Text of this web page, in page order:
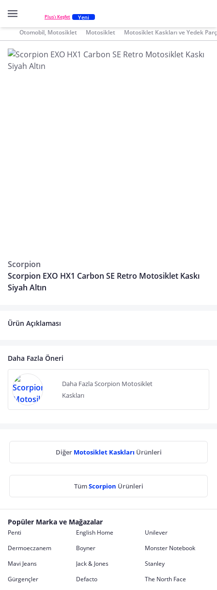
Plus'ı Keşfet Yeni
Otomobil, Motosiklet Motosiklet Motosiklet Kaskları ve Yedek
Scorpion
Scorpion EXO HX1 Carbon SE Retro Motosiklet Kaskı
Siyah Altın
Ürün Açıklaması
Daha Fazla Öneri
Daha Fazla Scorpion Motosiklet
Kaskları
Diğer Motosiklet Kaskları Ürünleri
TümScorpion Ürünleri
Popüler Marka ve Mağazalar
Penti English Home
Unilever
Dermoeczanem
Boyner
Monster Notebook
Mavi Jeans
Jack & Jones
Stanley
Gürgençler
Defacto
The North Face